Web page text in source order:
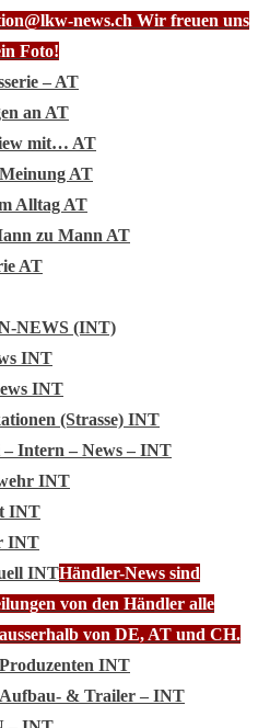
news.ch Wir freuen uns
Foto!
– AT
an AT
mit… AT
AT
Alltag AT
zu Mann AT
AT
NEWS (INT)
INT
INT
(Strasse) INT
– Intern – News – INT
INT
INT
INT
INTHändler-News sind
von den Händler alle
von DE, AT und CH.
INT
& Trailer – INT